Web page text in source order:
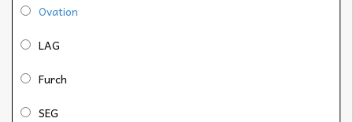
Ovation
LAG
Furch
SEG